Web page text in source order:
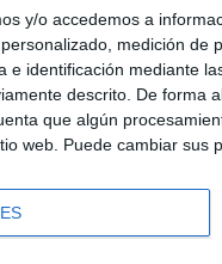
y/o accedemos a
medición de
e identificación mediante
descrito. De
que algún
web. Puede cambiar
© 2003-2026